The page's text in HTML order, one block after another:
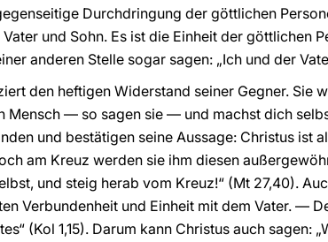
Durchdringung der göttlichen
und Sohn. Es ist die Einheit der göttlichen
anderen Stelle sogar sagen: „Ich und der
den heftigen Widerstand seiner Gegner. Sie
Mensch — so sagen sie — und machst dich
und bestätigen seine Aussage: Christus ist
am Kreuz werden sie ihm diesen
und steig herab vom Kreuz!“ (Mt 27,40).
Verbundenheit und Einheit mit dem Vater. —
(Kol 1,15). Darum kann Christus auch sagen: